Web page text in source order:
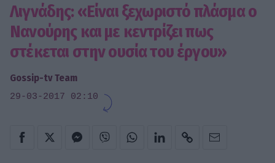
Λιγνάδης: «Είναι ξεχωριστό πλάσµα ο
Νανούρης και µε κεντρίζει πως
στέκεται στην ουσία του έργου»
Gossip-tv Team
29-03-2017 02:10